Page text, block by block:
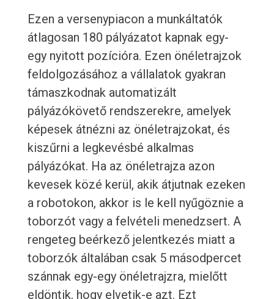
Ezen a versenypiacon a munkáltatók
átlagosan 180 pályázatot kapnak egy-
egy nyitott pozícióra. Ezen önéletrajzok
feldolgozásához a vállalatok gyakran
támaszkodnak automatizált
pályázókövető rendszerekre, amelyek
képesek átnézni az önéletrajzokat, és
kiszűrni a legkevésbé alkalmas
pályázókat. Ha az önéletrajza azon
kevesek közé kerül, akik átjutnak ezeken
a robotokon, akkor is le kell nyűgöznie a
toborzót vagy a felvételi menedzsert. A
rengeteg beérkező jelentkezés miatt a
toborzók általában csak 5 másodpercet
szánnak egy-egy önéletrajzra, mielőtt
eldöntik, hogy elvetik-e azt. Ezt